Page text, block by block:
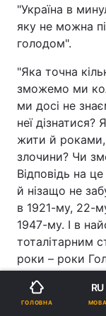
"Україна в
яку не можна
голодом".
"Яка точна
зможемо ми
ми досі не
неї
жити й роками,
злочини? Чи
Відповідь на
й нізащо не
в 1921-му, 22-
1947-му. І в
тоталітарним
роки – роки
Зеленський у
жертв
ГОЛОВНА
RU
МОВА